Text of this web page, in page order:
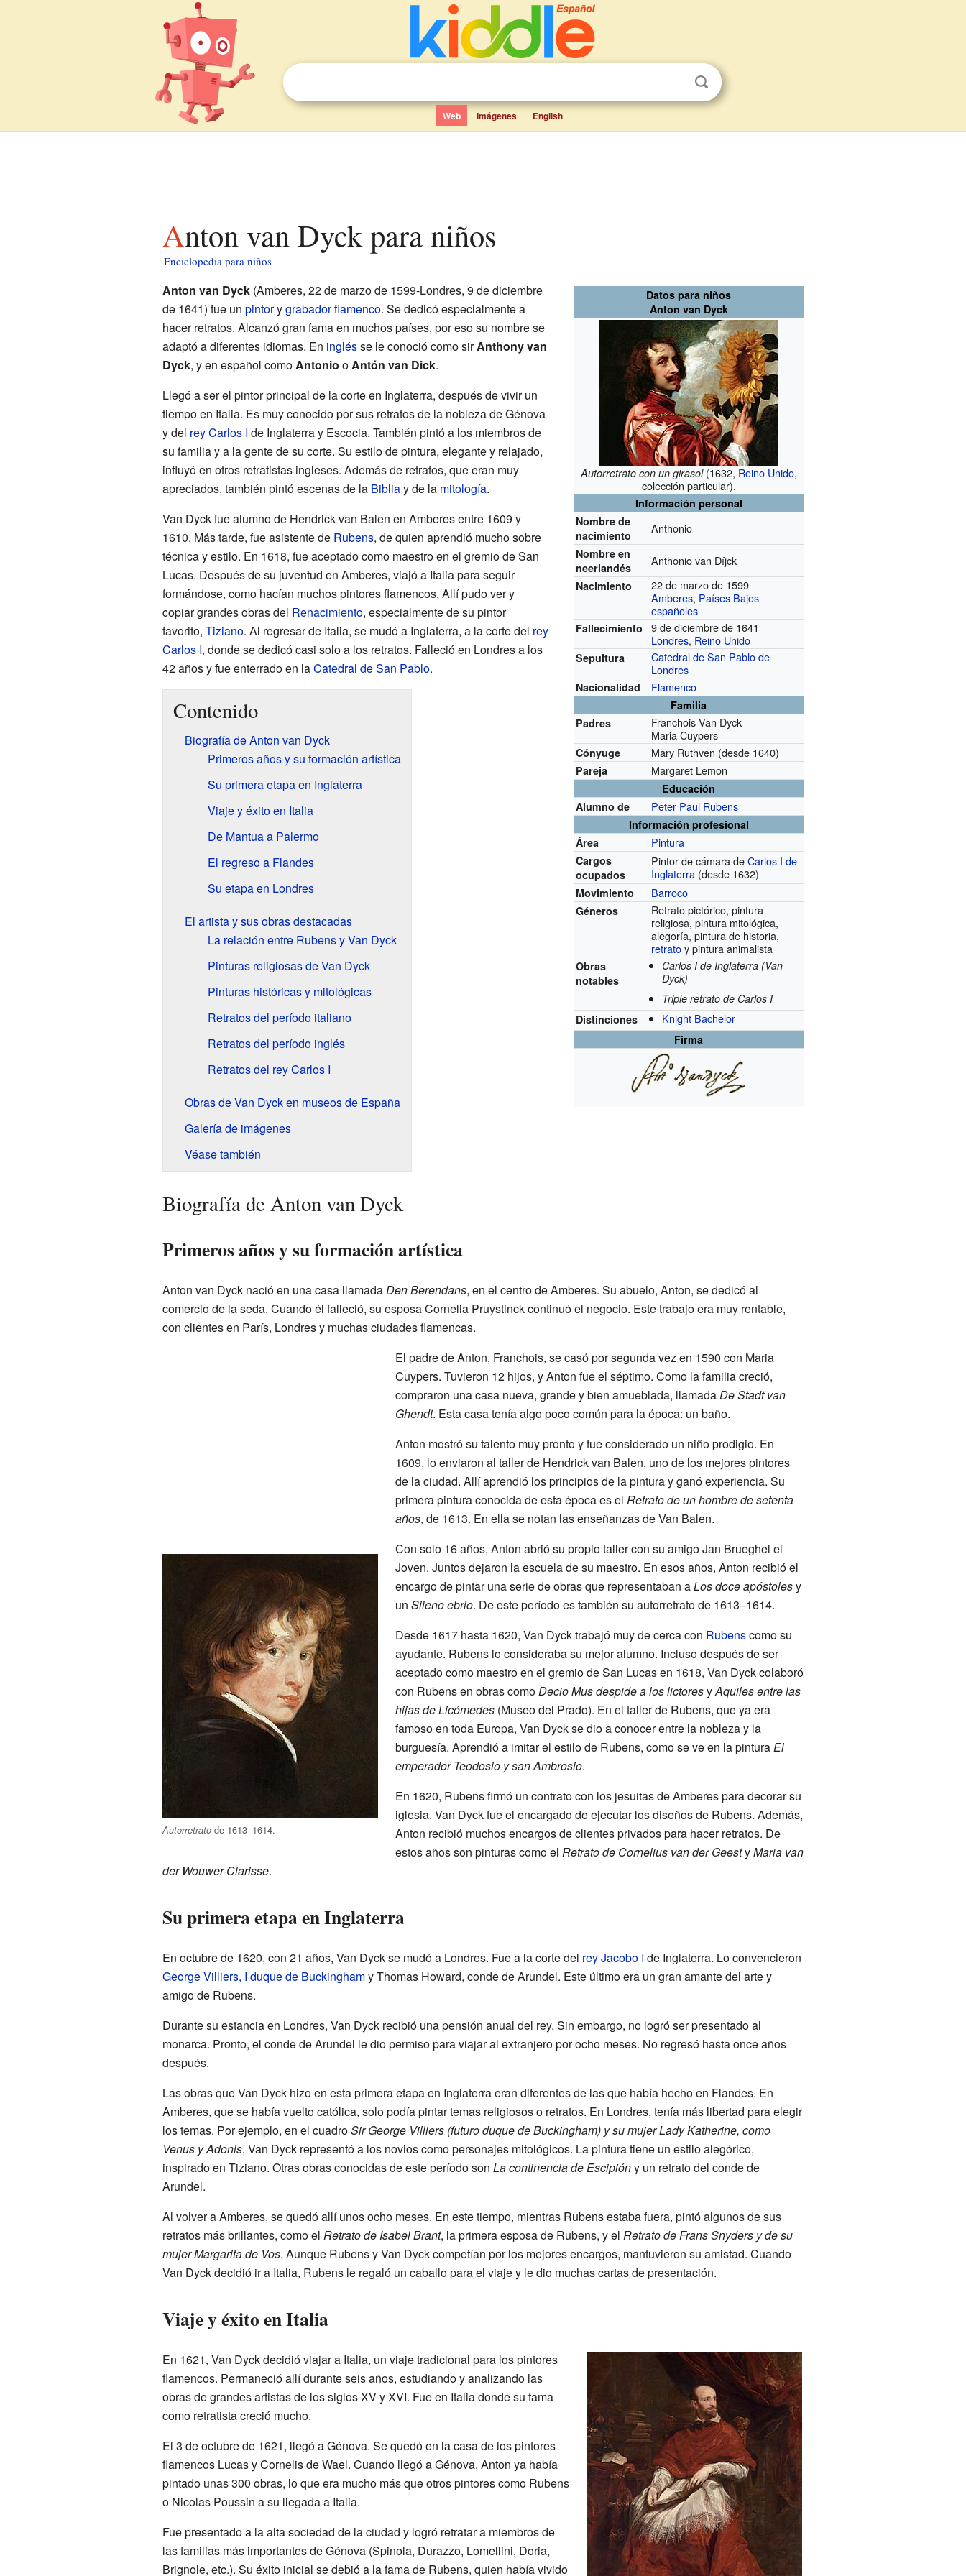
Web Imágenes English
Anton van Dyck para niños
Enciclopedia para niños
Datos para niños
Anton van Dyck
Autorretrato con un girasol(1632, Reino Unido,
colección particular).
Información personal
Nombre de
nacimiento
Anthonio
Nombre en
neerlandés
Anthonio van Díjck
Nacimiento
22 de marzo de 1599
Amberes, Países Bajos
españoles
Fallecimiento
9 de diciembre de 1641
Londres, Reino Unido
Sepultura
Catedral de San Pablo de
Londres
Nacionalidad Flamenco
Familia
Padres
Franchois Van Dyck
Maria Cuypers
Cónyuge Mary Ruthven (desde 1640)
Pareja Margaret Lemon
Educación
Alumno de
Peter Paul Rubens
Información profesional
Área
Pintura
Cargos
ocupados
Pintor de cámara deCarlos I de
Inglaterra (desde 1632)
Movimiento Barroco
Géneros
Retrato pictórico, pintura
religiosa, pintura mitológica,
alegoría, pintura de historia,
retratoy pintura animalista
Obras
notables
Carlos I de Inglaterra (Van
Dyck)
Triple retrato de Carlos I
Distinciones
Knight Bachelor
Firma
Anton van Dyck(Amberes, 22 de marzo de 1599-Londres, 9 de diciembre
de 1641) fue un pintorygrabadorflamenco. Se dedicó especialmente a
hacer retratos. Alcanzó gran fama en muchos países, por eso su nombre se
adaptó a diferentes idiomas. En inglésse le conoció como sirAnthony van
Dyck, y en español comoAntonio oAntón van Dick.
Llegó a ser el pintor principal de la corte en Inglaterra, después de vivir un
tiempo en Italia. Es muy conocido por sus retratos de la nobleza de Génova
y del rey Carlos I de Inglaterra y Escocia. También pintó a los miembros de
su familia y a la gente de su corte. Su estilo de pintura, elegante y relajado,
influyó en otros retratistas ingleses. Además de retratos, que eran muy
apreciados, también pintó escenas de la Bibliay de la mitología.
Van Dyck fue alumno de Hendrick van Balen en Amberes entre 1609 y
1610. Más tarde, fue asistente de Rubens, de quien aprendió mucho sobre
técnica y estilo. En 1618, fue aceptado como maestro en el gremio de San
Lucas. Después de su juventud en Amberes, viajó a Italia para seguir
formándose, como hacían muchos pintores flamencos. Allí pudo ver y
copiar grandes obras del Renacimiento, especialmente de su pintor
favorito, Tiziano. Al regresar de Italia, se mudó a Inglaterra, a la corte del rey
Carlos I, donde se dedicó casi solo a los retratos. Falleció en Londres a los
42 años y fue enterrado en laCatedral de San Pablo.
Contenido
Biografía de Anton van Dyck
Primeros años y su formación artística
Su primera etapa en Inglaterra
Viaje y éxito en Italia
De Mantua a Palermo
El regreso a Flandes
Su etapa en Londres
El artista y sus obras destacadas
La relación entre Rubens y Van Dyck
Pinturas religiosas de Van Dyck
Pinturas históricas y mitológicas
Retratos del período italiano
Retratos del período inglés
Retratos del rey Carlos I
Obras de Van Dyck en museos de España
Galería de imágenes
Véase también
Biografía de Anton van Dyck
Primeros años y su formación artística
Anton van Dyck nació en una casa llamadaDen Berendans, en el centro de Amberes. Su abuelo, Anton, se dedicó al
comercio de la seda. Cuando él falleció, su esposa Cornelia Pruystinck continuó el negocio. Este trabajo era muy rentable,
con clientes en París, Londres y muchas ciudades flamencas.
El padre de Anton, Franchois, se casó por segunda vez en 1590 con Maria
Cuypers. Tuvieron 12 hijos, y Anton fue el séptimo. Como la familia creció,
compraron una casa nueva, grande y bien amueblada, llamadaDe Stadt van
Ghendt. Esta casa tenía algo poco común para la época: un baño.
Autorretratode 1613–1614.
Anton mostró su talento muy pronto y fue considerado un niño prodigio. En
1609, lo enviaron al taller de Hendrick van Balen, uno de los mejores pintores
de la ciudad. Allí aprendió los principios de la pintura y ganó experiencia. Su
primera pintura conocida de esta época es el Retrato de un hombre de setenta
años, de 1613. En ella se notan las enseñanzas de Van Balen.
Con solo 16 años, Anton abrió su propio taller con su amigo Jan Brueghel el
Joven. Juntos dejaron la escuela de su maestro. En esos años, Anton recibió el
encargo de pintar una serie de obras que representaban aLos doce apóstolesy
un Sileno ebrio. De este período es también su autorretrato de 1613–1614.
Desde 1617 hasta 1620, Van Dyck trabajó muy de cerca con Rubenscomo su
ayudante. Rubens lo consideraba su mejor alumno. Incluso después de ser
aceptado como maestro en el gremio de San Lucas en 1618, Van Dyck colaboró
con Rubens en obras comoDecio Mus despide a los lictoresyAquiles entre las
hijas de Licómedes(Museo del Prado). En el taller de Rubens, que ya era
famoso en toda Europa, Van Dyck se dio a conocer entre la nobleza y la
burguesía. Aprendió a imitar el estilo de Rubens, como se ve en la pinturaEl
emperador Teodosio y san Ambrosio.
En 1620, Rubens firmó un contrato con los jesuitas de Amberes para decorar su
iglesia. Van Dyck fue el encargado de ejecutar los diseños de Rubens. Además,
Anton recibió muchos encargos de clientes privados para hacer retratos. De
estos años son pinturas como el Retrato de Cornelius van der GeestyMaria van
der Wouwer-Clarisse.
Su primera etapa en Inglaterra
En octubre de 1620, con 21 años, Van Dyck se mudó a Londres. Fue a la corte del rey Jacobo I de Inglaterra. Lo convencieron
George Villiers, I duque de Buckinghamy Thomas Howard, conde de Arundel. Este último era un gran amante del arte y
amigo de Rubens.
Durante su estancia en Londres, Van Dyck recibió una pensión anual del rey. Sin embargo, no logró ser presentado al
monarca. Pronto, el conde de Arundel le dio permiso para viajar al extranjero por ocho meses. No regresó hasta once años
después.
Las obras que Van Dyck hizo en esta primera etapa en Inglaterra eran diferentes de las que había hecho en Flandes. En
Amberes, que se había vuelto católica, solo podía pintar temas religiosos o retratos. En Londres, tenía más libertad para elegir
los temas. Por ejemplo, en el cuadroSir George Villiers (futuro duque de Buckingham) y su mujer Lady Katherine, como
Venus y Adonis, Van Dyck representó a los novios como personajes mitológicos. La pintura tiene un estilo alegórico,
inspirado en Tiziano. Otras obras conocidas de este período son La continencia de Escipióny un retrato del conde de
Arundel.
Al volver a Amberes, se quedó allí unos ocho meses. En este tiempo, mientras Rubens estaba fuera, pintó algunos de sus
retratos más brillantes, como el Retrato de Isabel Brant, la primera esposa de Rubens, y el Retrato de Frans Snyders y de su
mujer Margarita de Vos. Aunque Rubens y Van Dyck competían por los mejores encargos, mantuvieron su amistad. Cuando
Van Dyck decidió ir a Italia, Rubens le regaló un caballo para el viaje y le dio muchas cartas de presentación.
Viaje y éxito en Italia
En 1621, Van Dyck decidió viajar a Italia, un viaje tradicional para los pintores
flamencos. Permaneció allí durante seis años, estudiando y analizando las
obras de grandes artistas de los siglos XV y XVI. Fue en Italia donde su fama
como retratista creció mucho.
El 3 de octubre de 1621, llegó a Génova. Se quedó en la casa de los pintores
flamencos Lucas y Cornelis de Wael. Cuando llegó a Génova, Anton ya había
pintado unas 300 obras, lo que era mucho más que otros pintores como Rubens
o Nicolas Poussin a su llegada a Italia.
Fue presentado a la alta sociedad de la ciudad y logró retratar a miembros de
las familias más importantes de Génova (Spinola, Durazzo, Lomellini, Doria,
Brignole, etc.). Su éxito inicial se debió a la fama de Rubens, quien había vivido